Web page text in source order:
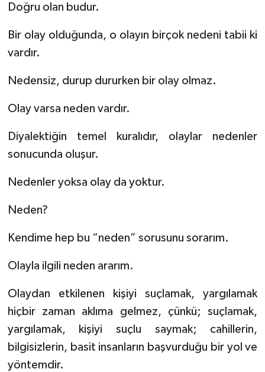
Doğru olan budur.
Bir olay olduğunda, o olayın birçok nedeni tabii ki
vardır.
Nedensiz, durup dururken bir olay olmaz.
Olay varsa neden vardır.
Diyalektiğin temel kuralıdır, olaylar nedenler
sonucunda oluşur.
Nedenler yoksa olay da yoktur.
Neden?
Kendime hep bu “neden” sorusunu sorarım.
Olayla ilgili neden ararım.
Olaydan etkilenen kişiyi suçlamak, yargılamak
hiçbir zaman aklıma gelmez, çünkü; suçlamak,
yargılamak, kişiyi suçlu saymak; cahillerin,
bilgisizlerin, basit insanların başvurduğu bir yol ve
yöntemdir.